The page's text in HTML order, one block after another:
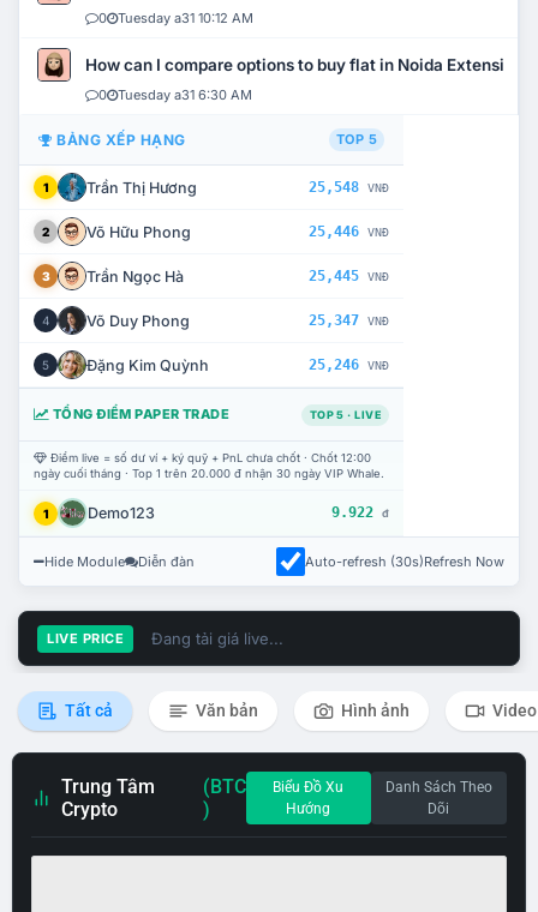
0 Tuesday a31 10:12 AM
How can I compare options to buy flat in Noida Extension?
0 Tuesday a31 6:30 AM
BẢNG XẾP HẠNG TOP 5
1 Trần Thị Hương 25,548 VNĐ
2 Võ Hữu Phong 25,446 VNĐ
3 Trần Ngọc Hà 25,445 VNĐ
4 Võ Duy Phong 25,347 VNĐ
5 Đặng Kim Quỳnh 25,246 VNĐ
TỔNG ĐIỂM PAPER TRADE TOP 5 · LIVE
Điểm live = số dư ví + ký quỹ + PnL chưa chốt · Chốt 12:00
ngày cuối tháng · Top 1 trên 20.000 đ nhận 30 ngày VIP Whale.
1 Demo123 9.922 đ
Hide Module Diễn đàn Auto-refresh (30s)Refresh Now
LIVE PRICE Đang tải giá live...
Tất cả Văn bản Hình ảnh Video
Trung Tâm
Crypto
(BTC
)
Biểu Đồ Xu
Hướng
Danh Sách Theo
Dõi